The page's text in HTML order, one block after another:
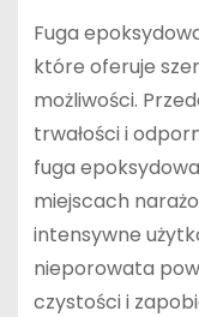
Fuga
które oferuje
możliwości.
trwałości i
fuga
miejscach
intensywne
nieporowata
czystości i